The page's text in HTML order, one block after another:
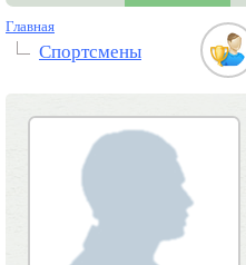
Главная
Спортсмены